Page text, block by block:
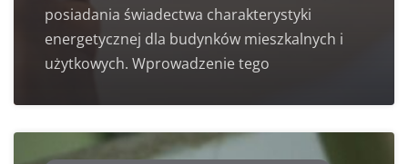
posiadania świadectwa charakterystyki
energetycznej dla budynków mieszkalnych i
użytkowych. Wprowadzenie tego